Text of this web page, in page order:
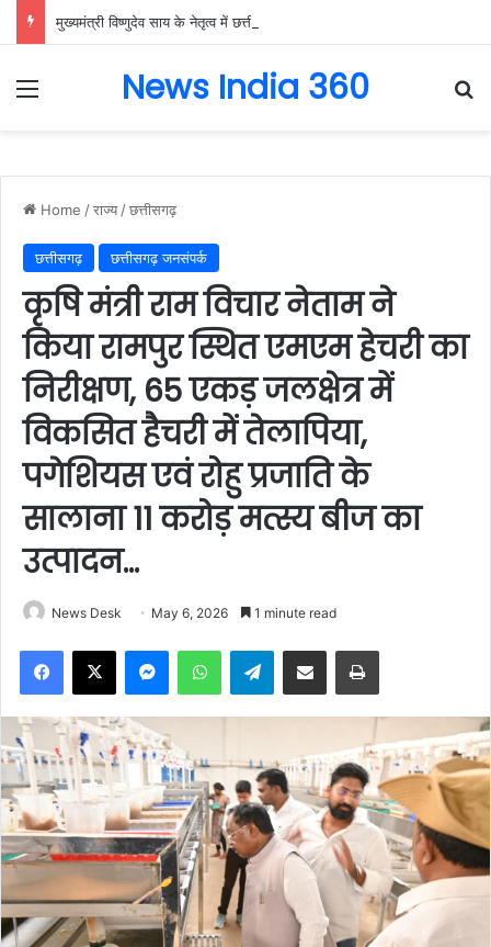
Menu News India 360
Home /राज्य /छत्तीसगढ़
छत्तीसगढ़ छत्तीसगढ़ जनसंपर्क
कृषि मंत्री राम विचार नेताम ने
किया रामपुर स्थित एमएम हेचरी का
निरीक्षण, 65 एकड़ जलक्षेत्र में
विकसित हैचरी में तेलापिया,
पगेशियस एवं रोहु प्रजाति के
सालाना 11 करोड़ मत्स्य बीज का
उत्पादन…
News Desk May 6, 2026 1 minute read
Facebook
X MessengerWhatsAppTelegramShare via Email Print